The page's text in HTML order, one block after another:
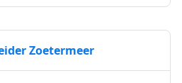
Zoetermeer